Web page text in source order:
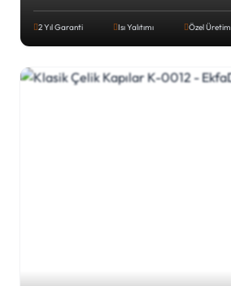
2 Yıl Garanti Isı Yalıtımı Özel Üretim